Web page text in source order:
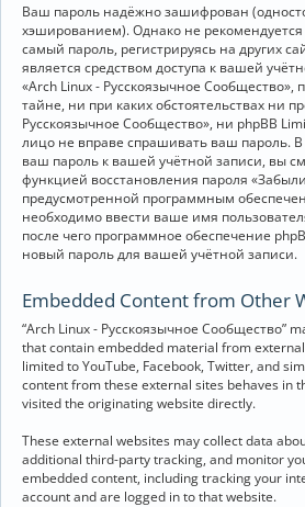
Ваш пароль надёжно зашифрован
хэшированием). Однако не рекомендуется
самый пароль, регистрируясь на других
является средством доступа к вашей
«Arch Linux - Русскоязычное Сообщество»,
тайне, ни при каких обстоятельствах ни
Русскоязычное Сообщество», ни phpBB
лицо не вправе спрашивать ваш пароль. В
ваш пароль к вашей учётной записи, вы
функцией восстановления пароля
предусмотренной программным
необходимо ввести ваше имя
после чего программное обеспечение
новый пароль для вашей учётной записи.
Embedded Content from Other
“Arch Linux - Русскоязычное Сообщество”
that contain embedded material from
limited to YouTube, Facebook, Twitter, and
content from these external sites behaves in
visited the originating website directly.
These external websites may collect data
additional third-party tracking, and monitor
embedded content, including tracking your
account and are logged in to that website.